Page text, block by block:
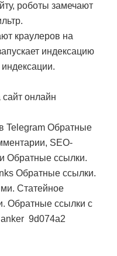
роботы замечают
краулеров на
индексацию
онлайн
Telegram Обратные
SEO-
Обратные ссылки.
Обратные ссылки.
Статейное
Обратные ссылки с
9d074a2